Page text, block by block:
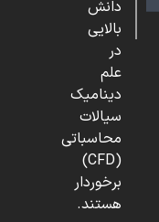
دانش
بالایی
در
علم
دینامیک
سیالات
محاسباتی
(CFD)
برخوردار
هستند.